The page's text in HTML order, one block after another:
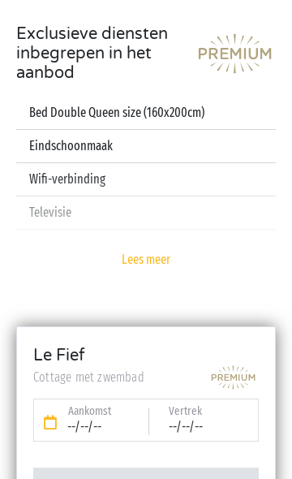
Exclusieve diensten
inbegrepen in het
aanbod
Bed Double Queen size (160x200cm)
Eindschoonmaak
Wifi-verbinding
Televisie
Babykit (kinderbedje, hoge stoel, badje – op
reservering)
Lees meer
Le Fief
Cottage met zwembad
Aankomst
--/--/--
Vertrek
--/--/--